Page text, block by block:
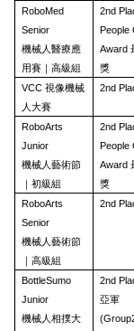
RoboMed
Senior
機械人醫療應
用賽｜高級組
2nd
People
Award
獎
VCC 視像機械
人大賽
2nd
RoboArts
Junior
機械人藝術節
｜初級組
2nd
People
Award
獎
RoboArts
Senior
機械人藝術節
｜高級組
2nd
BottleSumo
Junior
機械人相撲大
2nd
亞軍